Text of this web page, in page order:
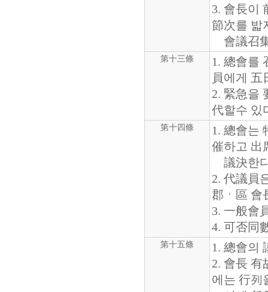
3. 會長이
節次를 밟
會議召
第十三條
1. 總會를
員에게 五
2. 緊急을
代할수 있
第十四條
1. 總會는
催하고 出
議決한
2. 代議員
郡ㆍ區 會
3. 一般會
4. 可否同
第十五條
1. 總會의
2. 會長 有
에는 行列